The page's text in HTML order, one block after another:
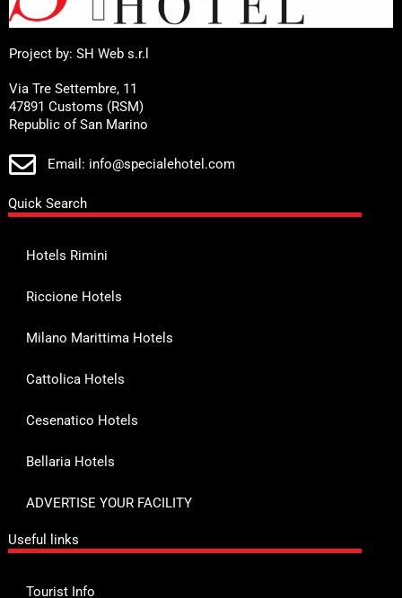
Project by: SH Web s.r.l
Via Tre Settembre, 11
47891 Customs (RSM)
Republic of San Marino
Email: info@specialehotel.com
Quick Search
Hotels Rimini
Riccione Hotels
Milano Marittima Hotels
Cattolica Hotels
Cesenatico Hotels
Bellaria Hotels
ADVERTISE YOUR FACILITY
Useful links
Tourist Info